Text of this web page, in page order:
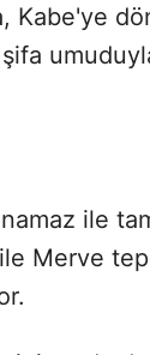
Kabe'ye
ile
Merve